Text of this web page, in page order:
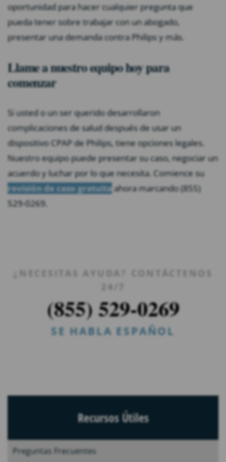
oportunidad para hacer cualquier pregunta que
pueda tener sobre trabajar con un abogado,
presentar una demanda contra Philips y más.
Llame a nuestro equipo hoy para
comenzar
Si usted o un ser querido desarrollaron
complicaciones de salud después de usar un
dispositivo CPAP de Philips, tiene opciones legales.
Nuestro equipo puede presentar su caso, negociar un
acuerdo y luchar por lo que necesita. Comience su
revisión de caso gratuitaahora marcando (855)
529-0269.
¿NECESITAS AYUDA? CONTÁCTENOS
24/7
(855) 529-0269
SE HABLA ESPAÑOL
Recursos Útiles
Preguntas Frecuentes